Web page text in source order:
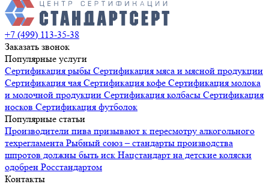
+7 (499) 113-35-38
Заказать звонок
Популярные услуги
Сертификация рыбы Сертификация мяса и мясной продукции
Сертификация чая Сертификация кофе Сертификация молока
и молочной продукции Сертификация колбасы Сертификация
носков Сертификация футболок
Популярные статьи
Производители пива призывают к пересмотру алкогольного
техрегламента Рыбный союз – стандарты производства
шпротов должны быть иск Нацстандарт на детские коляски
одобрен Росстандартом
Контакты